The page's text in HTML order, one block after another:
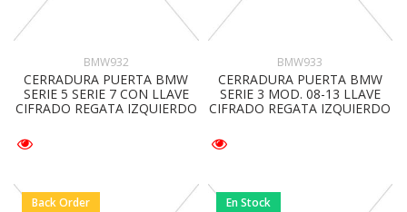
BMW932
CERRADURA PUERTA BMW
SERIE 5 SERIE 7 CON LLAVE
CIFRADO REGATA IZQUIERDO
BMW933
CERRADURA PUERTA BMW
SERIE 3 MOD. 08-13 LLAVE
CIFRADO REGATA IZQUIERDO
Back Order En Stock